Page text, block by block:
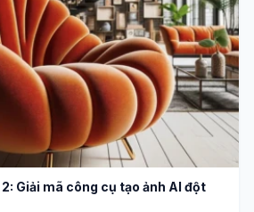
2: Giải mã công cụ tạo ảnh AI đột